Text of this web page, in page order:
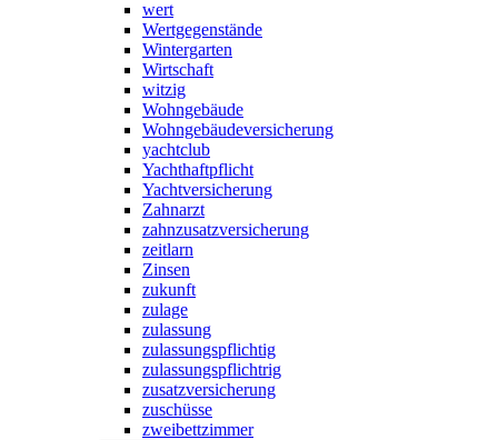
wert
Wertgegenstände
Wintergarten
Wirtschaft
witzig
Wohngebäude
Wohngebäudeversicherung
yachtclub
Yachthaftpflicht
Yachtversicherung
Zahnarzt
zahnzusatzversicherung
zeitlarn
Zinsen
zukunft
zulage
zulassung
zulassungspflichtig
zulassungspflichtrig
zusatzversicherung
zuschüsse
zweibettzimmer